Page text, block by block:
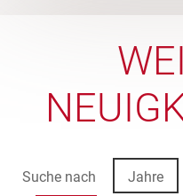
Suche nach Jahre